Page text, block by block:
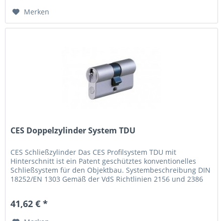
Merken
CES Doppelzylinder System TDU
CES Schließzylinder Das CES Profilsystem TDU mit
Hinterschnitt ist ein Patent geschütztes konventionelles
Schließsystem für den Objektbau. Systembeschreibung DIN
18252/EN 1303 Gemäß der VdS Richtlinien 2156 und 2386
41,62 € *